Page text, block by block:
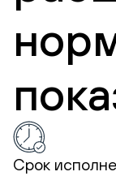
Срок